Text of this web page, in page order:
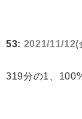
53: 2021/11/
319分の1、